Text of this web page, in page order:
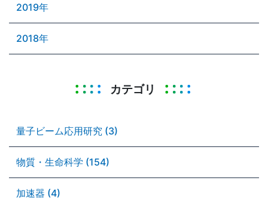
2019年
2018年
カテゴリ
量子ビーム応用研究 (3)
物質・生命科学 (154)
加速器 (4)